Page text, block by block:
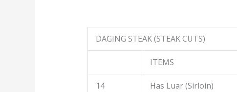
DAGING STEAK (STEAK CUTS)
ITEMS
14 Has Luar (Sirloin)